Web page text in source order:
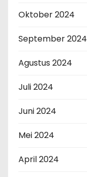
Oktober 2024
September 2024
Agustus 2024
Juli 2024
Juni 2024
Mei 2024
April 2024